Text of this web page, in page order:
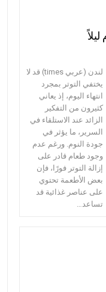
لندن (عربي times) قد لا
يختفي التوتر بمجرد
انتهاء اليوم، إذ يعاني
كثيرون من التفكير
الزائد عند الاستلقاء في
السرير، ما يؤثر في
جودة النوم. ورغم عدم
وجود طعام قادر على
إزالة التوتر فورًا، فإن
بعض الأطعمة تحتوي
على عناصر غذائية قد
تساعد…